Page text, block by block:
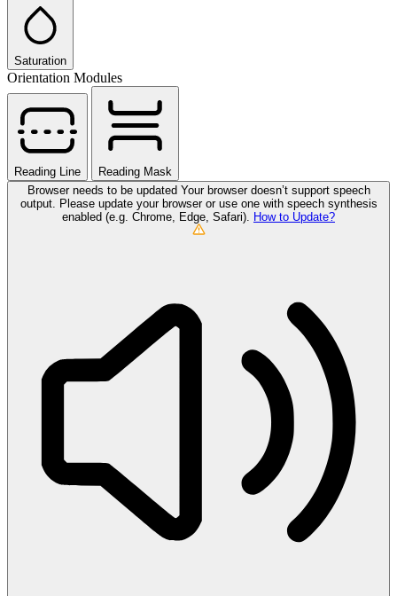
Saturation
Orientation Modules
Reading Line
Reading Mask
Browser needs to be updated Your browser doesn’t support speech
output. Please update your browser or use one with speech synthesis
enabled (e.g. Chrome, Edge, Safari). How to Update?